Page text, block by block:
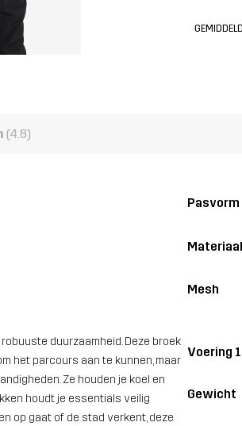
(4.8)
duurzaamheid. Deze broek
het parcours aan te kunnen, maar
Ze houden je koel en
houdt je essentials veilig
op gaat of de stad verkent, deze
Pasvorm
Mesh
Voering 1
Gewicht